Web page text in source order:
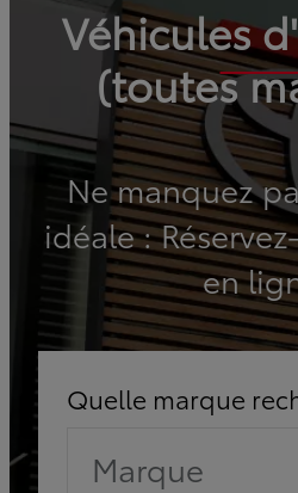
Véhicules
(toutes
Ne manquez
idéale :
en
Quelle marque
Marque